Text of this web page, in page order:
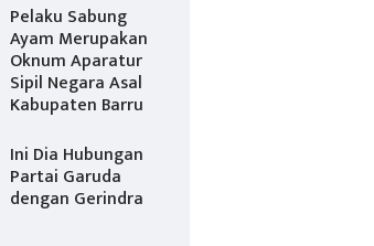
Pelaku Sabung
Ayam Merupakan
Oknum Aparatur
Sipil Negara Asal
Kabupaten Barru
Ini Dia Hubungan
Partai Garuda
dengan Gerindra